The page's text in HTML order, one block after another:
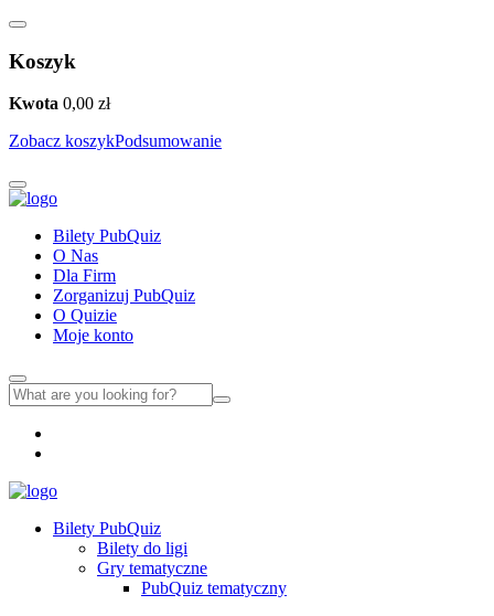
Koszyk
Kwota 0,00 zł
Zobacz koszykPodsumowanie
Bilety PubQuiz
O Nas
Dla Firm
Zorganizuj PubQuiz
O Quizie
Moje konto
Bilety PubQuiz
Bilety do ligi
Gry tematyczne
PubQuiz tematyczny